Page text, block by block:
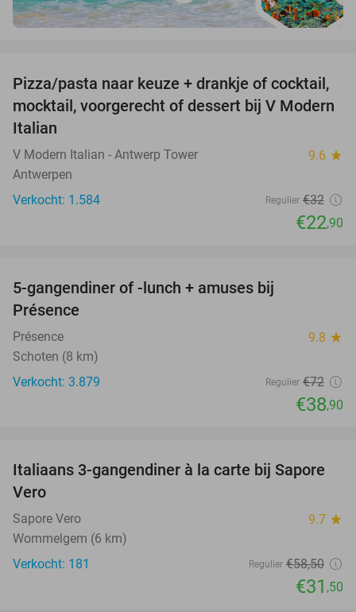
28%
Pizza/pasta naar keuze + drankje of cocktail,
mocktail, voorgerecht of dessert bij V Modern
Italian
V Modern Italian - Antwerp Tower 9.6 star
Antwerpen
Verkocht: 1.584
Regulier €32
€22,90
5-gangendiner of -lunch + amuses bij
Présence
Présence 9.8 star
Schoten (8 km)
Verkocht: 3.879
Regulier €72
€38,90
46%
Italiaans 3-gangendiner à la carte bij Sapore
Vero
Sapore Vero 9.7 star
Wommelgem (6 km)
Verkocht: 181
Regulier €58,50
€31 ,50